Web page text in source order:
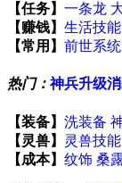
【任务】 一条龙
【赚钱】 生活技能
【常用】 前世系统
热门：神兵升级
【装备】 洗装备
【灵兽】
灵兽技能
【成本】 纹饰 桑